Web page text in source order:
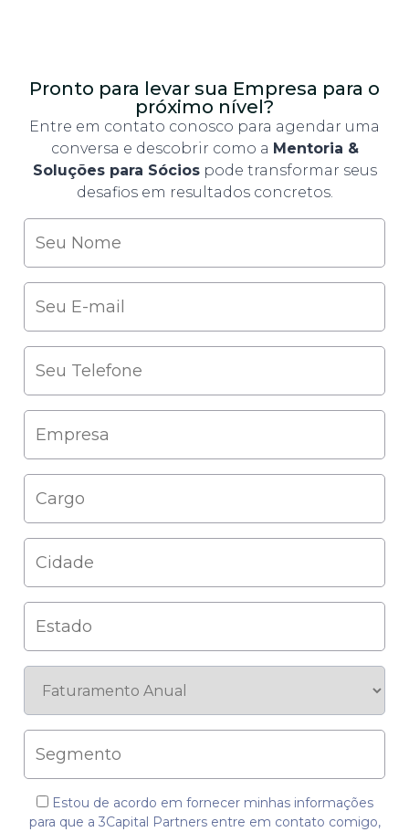
Pronto para levar sua Empresa para o
próximo nível?
Entre em contato conosco para agendar uma
conversa e descobrir como a Mentoria &
Soluções para Sóciospode transformar seus
desafios em resultados concretos.
Estou de acordo em fornecer minhas informações
para que a 3Capital Partners entre em contato comigo,